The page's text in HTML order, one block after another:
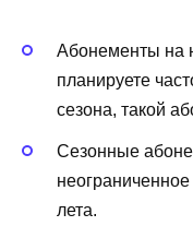
Абонементы на
планируете
сезона, такой
Сезонные
неограниченное
лета.